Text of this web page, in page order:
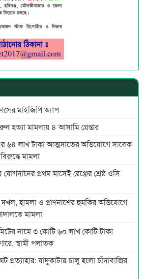
মাইজিপি অ্যাপ
হত্যা মামলায় ৪ আসামি গ্রেপ্তার
৬৪ লাখ টাকা আত্মসাতের অভিযোগে সাবেক
মামলা
প্রথম মাসেই রেঞ্জের শ্রেষ্ঠ ওসি
হামলা ও প্রাণনাশের হুমকির অভিযোগে
মামলা
নামে ৩ কোটি ৬০ লাখ কোটি টাকা
স্বামী পলাতক
প্রত্যাহার: যাদুকাটায় চালু হলো চাঁদাবাজির